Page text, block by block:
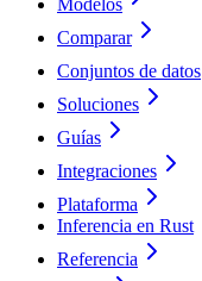
Modelos
Comparar
Conjuntos de datos
Soluciones
Guías
Integraciones
Plataforma
Inferencia en Rust
Referencia